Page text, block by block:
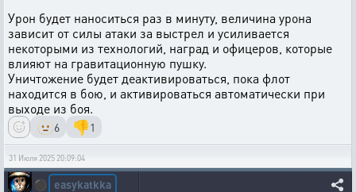
Урон будет наноситься раз в минуту, величина урона
зависит от силы атаки за выстрел и усиливается
некоторыми из технологий, наград и офицеров, которые
влияют на гравитационную пушку.
Уничтожение будет деактивироваться, пока флот
находится в бою, и активироваться автоматически при
выходе из боя.
🫥6 👎1
31 Июля 2025 20:09:04
⚫ easykatkka